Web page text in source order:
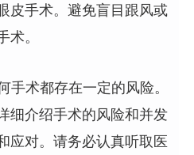
皮手术。避免盲目跟风或
。
手术都存在一定的风险。
细介绍手术的风险和并发
应对。请务必认真听取医